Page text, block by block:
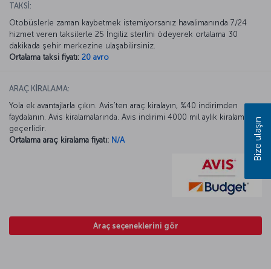
TAKSİ:
Otobüslerle zaman kaybetmek istemiyorsanız havalimanında 7/24
hizmet veren taksilerle 25 İngiliz sterlini ödeyerek ortalama 30
dakikada şehir merkezine ulaşabilirsiniz.
Ortalama taksi fiyatı: 20 avro
ARAÇ KİRALAMA:
Yola ek avantajlarla çıkın. Avis’ten araç kiralayın, %40 indirimden
faydalanın. Avis kiralamalarında. Avis indirimi 4000 mil aylık kiralamada
geçerlidir.
Ortalama araç kiralama fiyatı: N/A
Araç seçeneklerini gör
Bize ulaşın